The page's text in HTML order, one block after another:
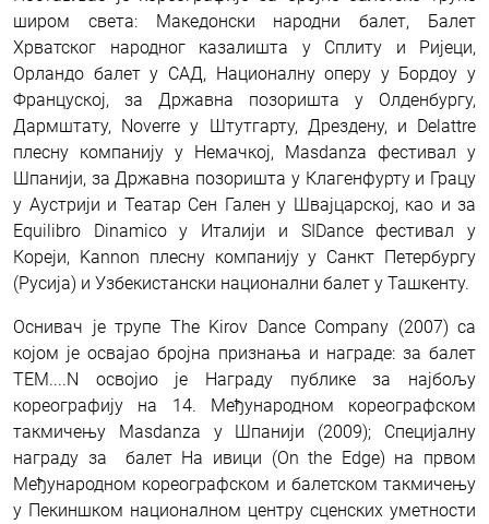
широм света: Македонски народни балет, Балет
Хрватског народног казалишта у Сплиту и Ријеци,
Орландо балет у САД, Националну оперу у Бордоу у
Француској, за Државна позоришта у Олденбургу,
Дармштату, Noverre у Штутгарту, Дрездену, и Delattre
плесну компанију у Немачкој, Masdanza фестивал у
Шпанији, за Државна позоришта у Клагенфурту и Грацу
у Аустрији и Театар Сен Гален у Швајцарској, као и за
Equilibro Dinamico у Италији и SIDance фестивал у
Кореји, Kannon плесну компанију у Санкт Петербургу
(Русија) и Узбекистански национални балет у Ташкенту.
Оснивач је трупе The Kirov Dance Company (2007) са
којом је освајао бројна признања и награде: за балет
TEM....N освојио је Награду публике за најбољу
кореографију на 14. Међународном кореографском
такмичењу Masdanza у Шпанији (2009); Специјалну
награду за балет На ивици (Оn the Edge) на првом
Међународном кореографском и балетском такмичењу
у Пекиншком националном центру сценских уметности